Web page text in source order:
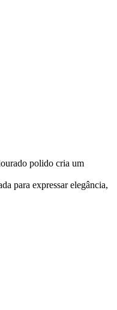
polido cria um
para expressar elegância,